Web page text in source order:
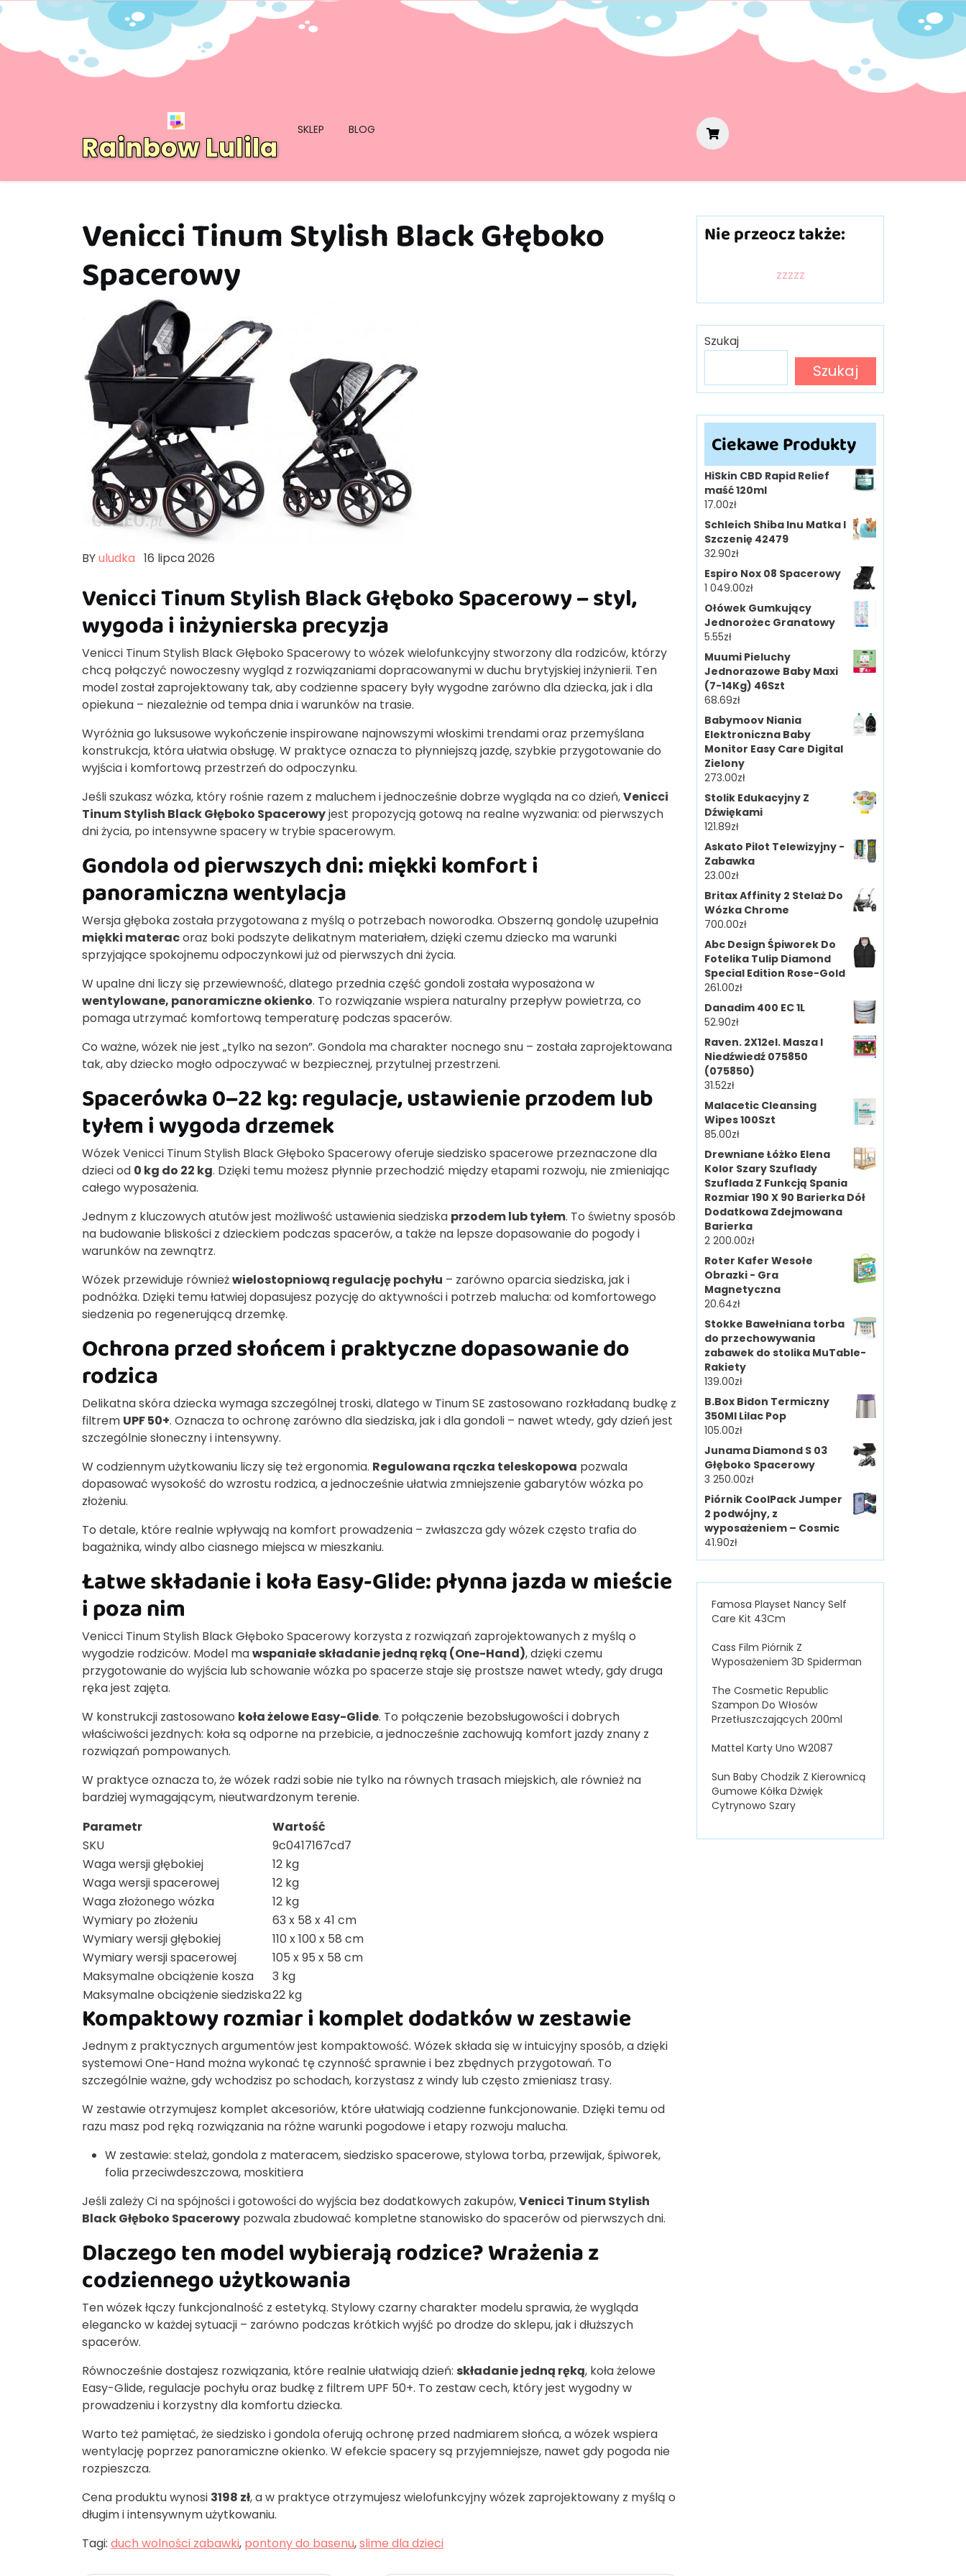
Skip
content
Rainbow Lulila
SKLEP BLOG
Venicci Tinum Stylish Black Głęboko
Spacerowy
BYuludka 16 lipca 2026
Venicci Tinum Stylish Black Głęboko Spacerowy – styl,
wygoda i inżynierska precyzja
Venicci Tinum Stylish Black Głęboko Spacerowy to wózek wielofunkcyjny stworzony dla rodziców, którzy
chcą połączyć nowoczesny wygląd z rozwiązaniami dopracowanymi w duchu brytyjskiej inżynierii. Ten
model został zaprojektowany tak, aby codzienne spacery były wygodne zarówno dla dziecka, jak i dla
opiekuna – niezależnie od tempa dnia i warunków na trasie.
Wyróżnia go luksusowe wykończenie inspirowane najnowszymi włoskimi trendami oraz przemyślana
konstrukcja, która ułatwia obsługę. W praktyce oznacza to płynniejszą jazdę, szybkie przygotowanie do
wyjścia i komfortową przestrzeń do odpoczynku.
Jeśli szukasz wózka, który rośnie razem z maluchem i jednocześnie dobrze wygląda na co dzień,Venicci
Tinum Stylish Black Głęboko Spacerowyjest propozycją gotową na realne wyzwania: od pierwszych
dni życia, po intensywne spacery w trybie spacerowym.
Gondola od pierwszych dni: miękki komfort i
panoramiczna wentylacja
Wersja głęboka została przygotowana z myślą o potrzebach noworodka. Obszerną gondolę uzupełnia
miękki materacoraz boki podszyte delikatnym materiałem, dzięki czemu dziecko ma warunki
sprzyjające spokojnemu odpoczynkowi już od pierwszych dni życia.
W upalne dni liczy się przewiewność, dlatego przednia część gondoli została wyposażona w
wentylowane, panoramiczne okienko. To rozwiązanie wspiera naturalny przepływ powietrza, co
pomaga utrzymać komfortową temperaturę podczas spacerów.
Co ważne, wózek nie jest „tylko na sezon”. Gondola ma charakter nocnego snu – została zaprojektowana
tak, aby dziecko mogło odpoczywać w bezpiecznej, przytulnej przestrzeni.
Spacerówka 0–22 kg: regulacje, ustawienie przodem lub
tyłem i wygoda drzemek
Wózek Venicci Tinum Stylish Black Głęboko Spacerowy oferuje siedzisko spacerowe przeznaczone dla
dzieci od 0 kg do 22 kg. Dzięki temu możesz płynnie przechodzić między etapami rozwoju, nie zmieniając
całego wyposażenia.
Jednym z kluczowych atutów jest możliwość ustawienia siedziska przodem lub tyłem. To świetny sposób
na budowanie bliskości z dzieckiem podczas spacerów, a także na lepsze dopasowanie do pogody i
warunków na zewnątrz.
Wózek przewiduje równieżwielostopniową regulację pochyłu – zarówno oparcia siedziska, jak i
podnóżka. Dzięki temu łatwiej dopasujesz pozycję do aktywności i potrzeb malucha: od komfortowego
siedzenia po regenerującą drzemkę.
Ochrona przed słońcem i praktyczne dopasowanie do
rodzica
Delikatna skóra dziecka wymaga szczególnej troski, dlatego w Tinum SE zastosowano rozkładaną budkę z
filtrem UPF 50+. Oznacza to ochronę zarówno dla siedziska, jak i dla gondoli – nawet wtedy, gdy dzień jest
szczególnie słoneczny i intensywny.
W codziennym użytkowaniu liczy się też ergonomia. Regulowana rączka teleskopowa pozwala
dopasować wysokość do wzrostu rodzica, a jednocześnie ułatwia zmniejszenie gabarytów wózka po
złożeniu.
To detale, które realnie wpływają na komfort prowadzenia – zwłaszcza gdy wózek często trafia do
bagażnika, windy albo ciasnego miejsca w mieszkaniu.
Łatwe składanie i koła Easy-Glide: płynna jazda w mieście
i poza nim
Venicci Tinum Stylish Black Głęboko Spacerowy korzysta z rozwiązań zaprojektowanych z myślą o
wygodzie rodziców. Model mawspaniałe składanie jedną ręką (One-Hand), dzięki czemu
przygotowanie do wyjścia lub schowanie wózka po spacerze staje się prostsze nawet wtedy, gdy druga
ręka jest zajęta.
W konstrukcji zastosowano koła żelowe Easy-Glide. To połączenie bezobsługowości i dobrych
właściwości jezdnych: koła są odporne na przebicie, a jednocześnie zachowują komfort jazdy znany z
rozwiązań pompowanych.
W praktyce oznacza to, że wózek radzi sobie nie tylko na równych trasach miejskich, ale również na
bardziej wymagającym, nieutwardzonym terenie.
Parametr
Wartość
SKU
9c0417167cd7
Waga wersji głębokiej
12 kg
Waga wersji spacerowej
12 kg
Waga złożonego wózka
12 kg
Wymiary po złożeniu
63 x 58 x 41 cm
Wymiary wersji głębokiej
110 x 100 x 58 cm
Wymiary wersji spacerowej
105 x 95 x 58 cm
Maksymalne obciążenie kosza
3 kg
Maksymalne obciążenie siedziska22 kg
Kompaktowy rozmiar i komplet dodatków w zestawie
Jednym z praktycznych argumentów jest kompaktowość. Wózek składa się w intuicyjny sposób, a dzięki
systemowi One-Hand można wykonać tę czynność sprawnie i bez zbędnych przygotowań. To
szczególnie ważne, gdy wchodzisz po schodach, korzystasz z windy lub często zmieniasz trasy.
W zestawie otrzymujesz komplet akcesoriów, które ułatwiają codzienne funkcjonowanie. Dzięki temu od
razu masz pod ręką rozwiązania na różne warunki pogodowe i etapy rozwoju malucha.
W zestawie: stelaż, gondola z materacem, siedzisko spacerowe, stylowa torba, przewijak, śpiworek,
folia przeciwdeszczowa, moskitiera
Jeśli zależy Ci na spójności i gotowości do wyjścia bez dodatkowych zakupów,Venicci Tinum Stylish
Black Głęboko Spacerowy pozwala zbudować kompletne stanowisko do spacerów od pierwszych dni.
Dlaczego ten model wybierają rodzice? Wrażenia z
codziennego użytkowania
Ten wózek łączy funkcjonalność z estetyką. Stylowy czarny charakter modelu sprawia, że wygląda
elegancko w każdej sytuacji – zarówno podczas krótkich wyjść po drodze do sklepu, jak i dłuższych
spacerów.
Równocześnie dostajesz rozwiązania, które realnie ułatwiają dzień: składanie jedną ręką, koła żelowe
Easy-Glide, regulacje pochyłu oraz budkę z filtrem UPF 50+. To zestaw cech, który jest wygodny w
prowadzeniu i korzystny dla komfortu dziecka.
Warto też pamiętać, że siedzisko i gondola oferują ochronę przed nadmiarem słońca, a wózek wspiera
wentylację poprzez panoramiczne okienko. W efekcie spacery są przyjemniejsze, nawet gdy pogoda nie
rozpieszcza.
Cena produktu wynosi 3198 zł, a w praktyce otrzymujesz wielofunkcyjny wózek zaprojektowany z myślą o
długim i intensywnym użytkowaniu.
Tagi: duch wolności zabawki, pontony do basenu,slime dla dzieci
Nie przeocz także:
zzzzz
Szukaj
Szukaj
Ciekawe Produkty
HiSkin CBD Rapid Relief
maść 120ml
17.00zł
Schleich Shiba Inu Matka I
Szczenię 42479
32.90zł
Espiro Nox 08 Spacerowy
1 049.00zł
Ołówek Gumkujący
Jednorożec Granatowy
5.55zł
Muumi Pieluchy
Jednorazowe Baby Maxi
(7-14Kg) 46Szt
68.69zł
Babymoov Niania
Elektroniczna Baby
Monitor Easy Care Digital
Zielony
273.00zł
Stolik Edukacyjny Z
Dźwiękami
121.89zł
Askato Pilot Telewizyjny -
Zabawka
23.00zł
Britax Affinity 2 Stelaż Do
Wózka Chrome
700.00zł
Abc Design Śpiworek Do
Fotelika Tulip Diamond
Special Edition Rose-Gold
261.00zł
Danadim 400 EC 1L
52.90zł
Raven. 2X12el. Masza I
Niedźwiedź 075850
(075850)
31.52zł
Malacetic Cleansing
Wipes 100Szt
85.00zł
Drewniane Łóżko Elena
Kolor Szary Szuflady
Szuflada Z Funkcją Spania
Rozmiar 190 X 90 Barierka Dół
Dodatkowa Zdejmowana
Barierka
2 200.00zł
Roter Kafer Wesołe
Obrazki - Gra
Magnetyczna
20.64zł
Stokke Bawełniana torba
do przechowywania
zabawek do stolika MuTable-
Rakiety
139.00zł
B.Box Bidon Termiczny
350Ml Lilac Pop
105.00zł
Junama Diamond S 03
Głęboko Spacerowy
3 250.00zł
Piórnik CoolPack Jumper
2 podwójny, z
wyposażeniem – Cosmic
41.90zł
Famosa Playset Nancy Self
Care Kit 43Cm
Cass Film Piórnik Z
Wyposażeniem 3D Spiderman
The Cosmetic Republic
Szampon Do Włosów
Przetłuszczających 200ml
Mattel Karty Uno W2087
Sun Baby Chodzik Z Kierownicą
Gumowe Kółka Dżwięk
Cytrynowo Szary